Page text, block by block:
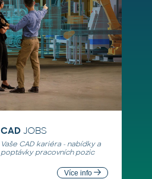
CADJOBS
Vaše CAD kariéra - nabídky a
poptávky pracovních pozic
Více info